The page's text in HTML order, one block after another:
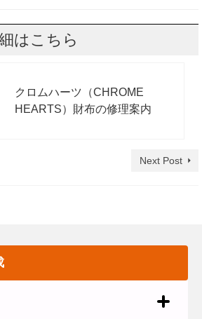
はこちら
クロムハーツ（CHROME
HEARTS）財布の修理案内
Next Post